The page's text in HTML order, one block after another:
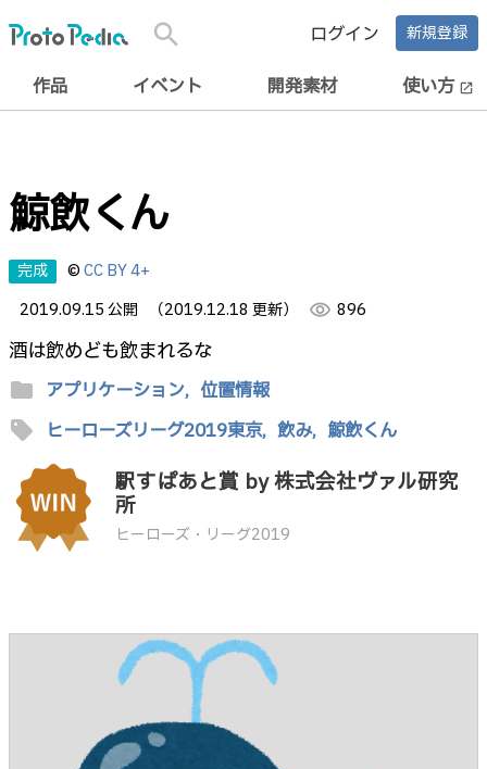
search ログイン 新規登録
作品 イベント 開発素材 使い方 open_in_new
鯨飲くん
完成 ©CC BY 4+
2019.09.15 公開
（2019.12.18 更新） visibility 896
酒は飲めども飲まれるな
folder アプリケーション, 位置情報
sell
ヒーローズリーグ2019東京, 飲み, 鯨飲くん
駅すぱあと賞 by 株式会社ヴァル研究
所
ヒーローズ・リーグ2019